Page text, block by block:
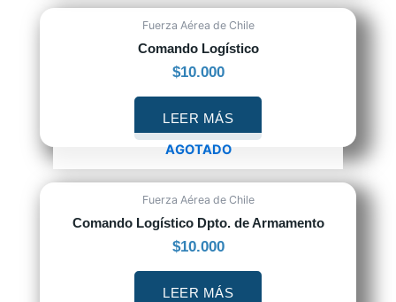
Fuerza Aérea de Chile
Comando Logístico
$10.000
LEER MÁS
AGOTADO
Fuerza Aérea de Chile
Comando Logístico Dpto. de Armamento
$10.000
LEER MÁS